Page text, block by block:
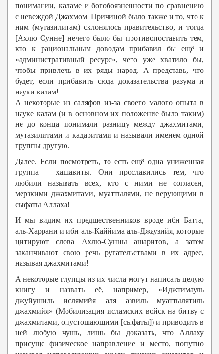
понимании, каламе и богобоязненности по сравнению
с невеждой Джахмом. Причиной было также и то, что к
ним (мутазилитам) склонялось правительство, и тогда
[Ахлю Сунне] нечего было бы противопоставить тем,
кто к рациональным доводам прибавил бы ещё и
«административный ресурс», чего уже хватило бы,
чтобы привлечь в их ряды народ. А представь, что
будет, если прибавить сюда доказательства разума и
науки калам!
А некоторые из саляфов из-за своего малого опыта в
науке калам (и в основном их положение было таким)
не до конца понимали разницу между джахмитами,
мутазилитами и кадаритами и называли именем одной
группы другую.
Далее. Если посмотреть, то есть ещё одна униженная
группа – хашавиты. Они прославились тем, что
любили называть всех, кто с ними не согласен,
мерзкими джахмитами, муаттылями, не верующими в
сыфаты Аллаха!
И мы видим их предшественников вроде ибн Батта,
аль-Харрани и ибн аль-Каййима аль-Джаузийя, которые
цитируют слова Ахлю-Сунны ашаритов, а затем
заканчивают свою речь ругательствами в их адрес,
называя джахмитами!
А некоторые глупцы из их числа могут написать целую
книгу и назвать её, например, «Иджтимауль
джуйушиль ислямийя аля азвиль муаттылятиль
джахмийя» (Мобилизация исламских войск на битву с
джахмитами, опустошающими [сыфаты]) и приводить в
ней любую чушь, лишь бы доказать, что Аллаху
присуще физическое направление и место, попутно